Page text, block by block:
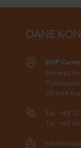
DANE
BHP
Bonarka
30-644
Tel. +48
Tel. +48